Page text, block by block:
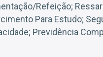
Refeição;
Para Estudo;
Previdência